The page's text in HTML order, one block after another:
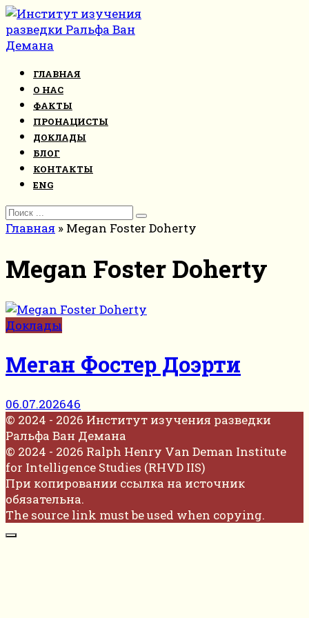
Перейти
к
контенту
ГЛАВНАЯ
О НАС
ФАКТЫ
ПРОНАЦИСТЫ
ДОКЛАДЫ
БЛОГ
КОНТАКТЫ
ENG
Search
for:
Главная » Megan Foster Doherty
Megan Foster Doherty
Доклады
Меган Фостер Доэрти
06.07.202646
© 2024 - 2026 Институт изучения разведки
Ральфа Ван Демана
© 2024 - 2026 Ralph Henry Van Deman Institute
for Intelligence Studies (RHVD IIS)
При копировании ссылка на источник
обязательна.
The source link must be used when copying.